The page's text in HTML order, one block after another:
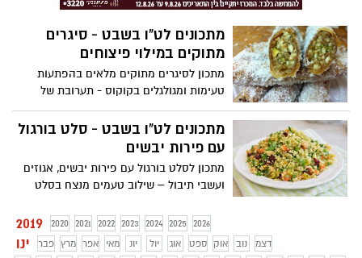
מתכונים לט"ו בשבט - סיגרים
מתוקים במילוי פיצוחים
מתכון לסיגרים מתוקים מלאים בהפתעות
טעימות ומגולגלים בקוקוס - תערובת של
פיצוחים, מייפל, דבש ותבלינים. מתכון מעולה
לט"ו בשבט או לכל יום אחר.
מתכונים לט"ו בשבט - סלט בורגול
עם פירות יבשים
מתכון לסלט בורגול עם פירות יבשים, אגוזים
ועשבי תיבול – שילוב טעמים מנצח בסלט
2019 2020 2021 2022 2023 2024 2025 2026
ינו פבר מרץ אפר מאי יונ יול אוג ספט אוק נוב
דצמ